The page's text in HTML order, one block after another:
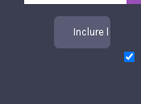
Inclure les TLD